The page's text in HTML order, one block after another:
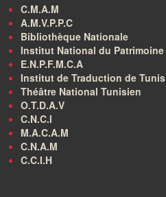
C.M.A.M
A.M.V.P.P.C
Bibliothèque Nationale
Institut National du Patrimoine
E.N.P.F.M.C.A
Institut de Traduction de Tunis
Théâtre National Tunisien
O.T.D.A.V
C.N.C.I
M.A.C.A.M
C.N.A.M
C.C.I.H